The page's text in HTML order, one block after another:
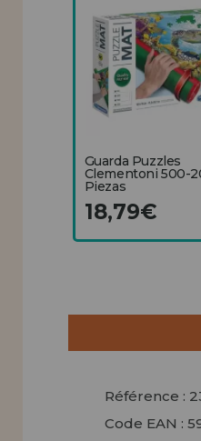
Guarda Puzzles
Clementoni 500-
Piezas
18,79€
Référence :
Code EAN :